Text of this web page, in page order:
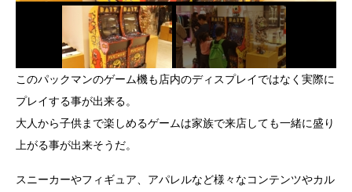
このパックマンのゲーム機も店内のディスプレイではなく実際に
プレイする事が出来る。
大人から子供まで楽しめるゲームは家族で来店しても一緒に盛り
上がる事が出来そうだ。
スニーカーやフィギュア、アパレルなど様々なコンテンツやカル